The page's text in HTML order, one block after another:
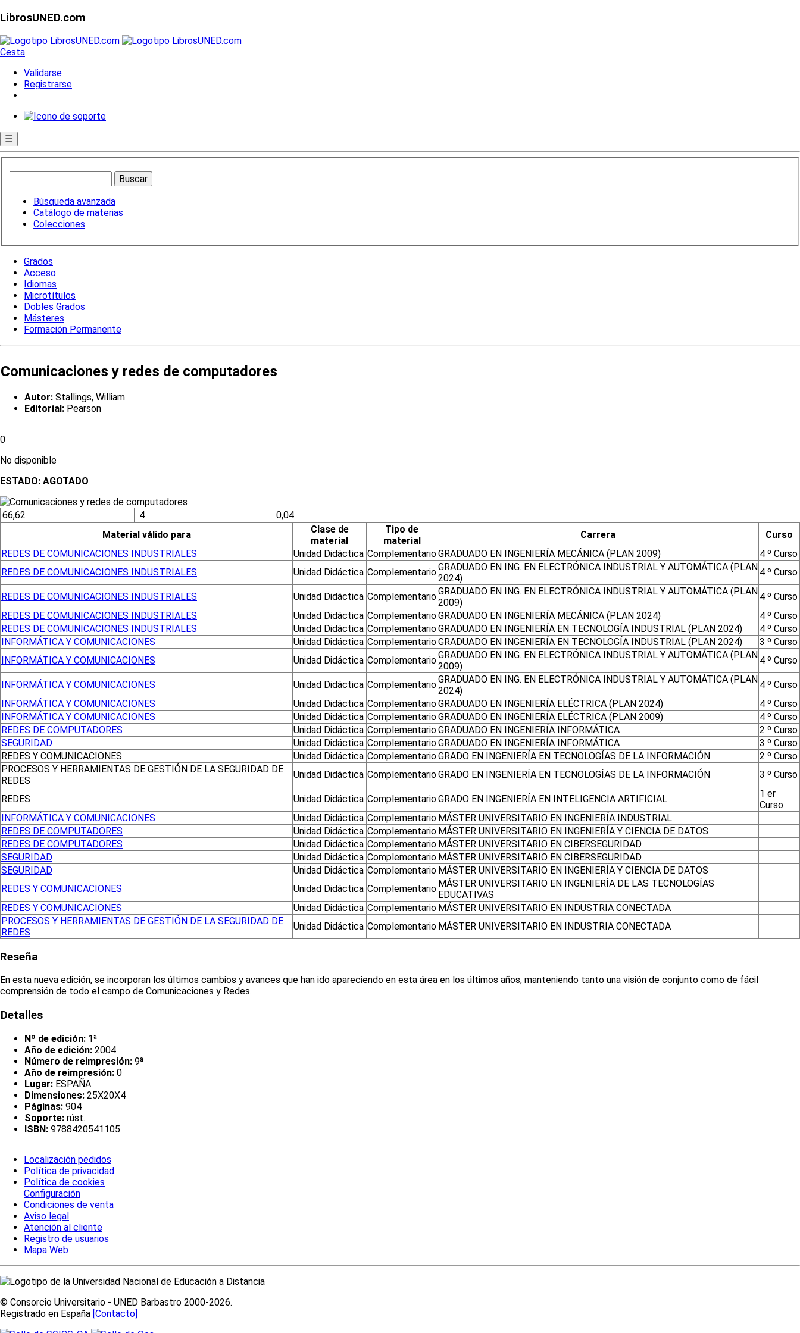
LibrosUNED.com
Cesta
Validarse
Registrarse
☰
Búsqueda avanzada
Catálogo de materias
Colecciones
Grados
Acceso
Idiomas
Microtítulos
Dobles Grados
Másteres
Formación Permanente
Comunicaciones y redes de computadores
Autor: Stallings, William
Editorial: Pearson
0
No disponible
ESTADO: AGOTADO
Material válido para
Clase de
material
Tipo de
material
Carrera
Curso
REDES DE COMUNICACIONES INDUSTRIALES
Unidad Didáctica ComplementarioGRADUADO EN INGENIERÍA MECÁNICA (PLAN 2009)
4 º Curso
REDES DE COMUNICACIONES INDUSTRIALES
Unidad Didáctica ComplementarioGRADUADO EN ING. EN ELECTRÓNICA INDUSTRIAL Y AUTOMÁTICA (PLAN
2024)
4 º Curso
REDES DE COMUNICACIONES INDUSTRIALES Unidad Didáctica ComplementarioGRADUADO EN ING. EN ELECTRÓNICA INDUSTRIAL Y AUTOMÁTICA (PLAN
2009)
4 º Curso
REDES DE COMUNICACIONES INDUSTRIALES
Unidad Didáctica ComplementarioGRADUADO EN INGENIERÍA MECÁNICA (PLAN 2024)
4 º Curso
REDES DE COMUNICACIONES INDUSTRIALES
Unidad Didáctica ComplementarioGRADUADO EN INGENIERÍA EN TECNOLOGÍA INDUSTRIAL (PLAN 2024)
4 º Curso
INFORMÁTICA Y COMUNICACIONES
Unidad Didáctica ComplementarioGRADUADO EN INGENIERÍA EN TECNOLOGÍA INDUSTRIAL (PLAN 2024)
3 º Curso
INFORMÁTICA Y COMUNICACIONES
Unidad Didáctica ComplementarioGRADUADO EN ING. EN ELECTRÓNICA INDUSTRIAL Y AUTOMÁTICA (PLAN
2009)
4 º Curso
INFORMÁTICA Y COMUNICACIONES Unidad Didáctica ComplementarioGRADUADO EN ING. EN ELECTRÓNICA INDUSTRIAL Y AUTOMÁTICA (PLAN
2024)
4 º Curso
INFORMÁTICA Y COMUNICACIONES
Unidad Didáctica ComplementarioGRADUADO EN INGENIERÍA ELÉCTRICA (PLAN 2024)
4 º Curso
INFORMÁTICA Y COMUNICACIONES
Unidad Didáctica ComplementarioGRADUADO EN INGENIERÍA ELÉCTRICA (PLAN 2009)
4 º Curso
REDES DE COMPUTADORES
Unidad Didáctica ComplementarioGRADUADO EN INGENIERÍA INFORMÁTICA
2 º Curso
SEGURIDAD
Unidad Didáctica ComplementarioGRADUADO EN INGENIERÍA INFORMÁTICA
3 º Curso
REDES Y COMUNICACIONES
Unidad Didáctica ComplementarioGRADO EN INGENIERÍA EN TECNOLOGÍAS DE LA INFORMACIÓN
2 º Curso
PROCESOS Y HERRAMIENTAS DE GESTIÓN DE LA SEGURIDAD DE
REDES
Unidad Didáctica ComplementarioGRADO EN INGENIERÍA EN TECNOLOGÍAS DE LA INFORMACIÓN 3 º Curso
REDES Unidad Didáctica ComplementarioGRADO EN INGENIERÍA EN INTELIGENCIA ARTIFICIAL
1 er
Curso
INFORMÁTICA Y COMUNICACIONES
Unidad Didáctica Complementario MÁSTER UNIVERSITARIO EN INGENIERÍA INDUSTRIAL
REDES DE COMPUTADORES
Unidad Didáctica Complementario MÁSTER UNIVERSITARIO EN INGENIERÍA Y CIENCIA DE DATOS
REDES DE COMPUTADORES
Unidad Didáctica Complementario MÁSTER UNIVERSITARIO EN CIBERSEGURIDAD
SEGURIDAD
Unidad Didáctica Complementario MÁSTER UNIVERSITARIO EN CIBERSEGURIDAD
SEGURIDAD
Unidad Didáctica Complementario MÁSTER UNIVERSITARIO EN INGENIERÍA Y CIENCIA DE DATOS
REDES Y COMUNICACIONES
Unidad Didáctica Complementario MÁSTER UNIVERSITARIO EN INGENIERÍA DE LAS TECNOLOGÍAS
EDUCATIVAS
REDES Y COMUNICACIONES
Unidad Didáctica Complementario MÁSTER UNIVERSITARIO EN INDUSTRIA CONECTADA
PROCESOS Y HERRAMIENTAS DE GESTIÓN DE LA SEGURIDAD DE
REDES
Unidad Didáctica Complementario MÁSTER UNIVERSITARIO EN INDUSTRIA CONECTADA
Reseña
En esta nueva edición, se incorporan los últimos cambios y avances que han ido apareciendo en esta área en los últimos años, manteniendo tanto una visión de conjunto como de fácil
comprensión de todo el campo de Comunicaciones y Redes.
Detalles
Nº de edición: 1ª
Año de edición: 2004
Número de reimpresión: 9ª
Año de reimpresión: 0
Lugar: ESPAÑA
Dimensiones: 25X20X4
Páginas: 904
Soporte: rúst.
ISBN: 9788420541105
Localización pedidos
Política de privacidad
Política de cookies
Configuración
Condiciones de venta
Aviso legal
Atención al cliente
Registro de usuarios
Mapa Web
© Consorcio Universitario - UNED Barbastro 2000-2026.
Registrado en España [Contacto]